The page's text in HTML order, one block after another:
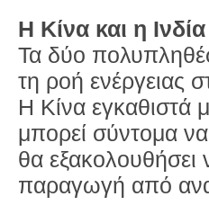
Η Κίνα και η
Τα δύο
τη ροή ενέργειας
Η Κίνα εγκαθιστά
μπορεί σύντομα
θα εξακολουθήσει
παραγωγή από